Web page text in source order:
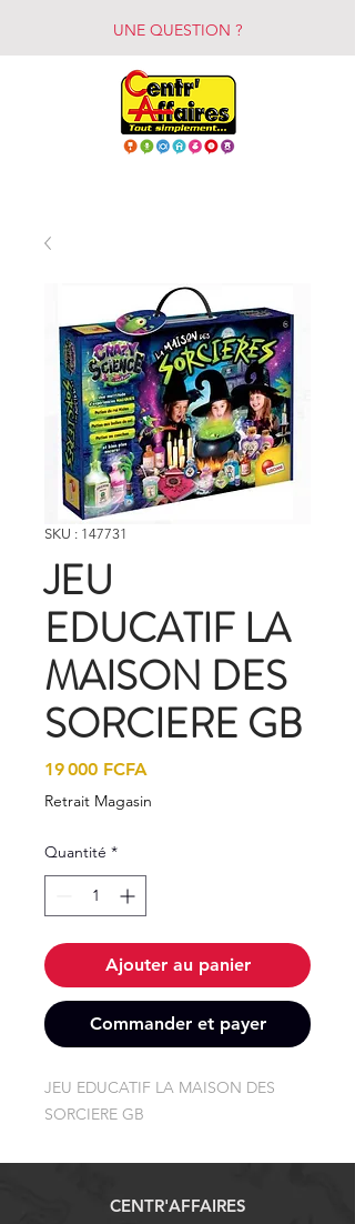
UNE QUESTION ?
SKU : 147731
JEU
EDUCATIF LA
MAISON DES
SORCIERE GB
19 000 FCFA
Retrait Magasin
Quantité *
Ajouter au panier
Commander et payer
JEU EDUCATIF LA MAISON DES
SORCIERE GB
CENTR'AFFAIRES